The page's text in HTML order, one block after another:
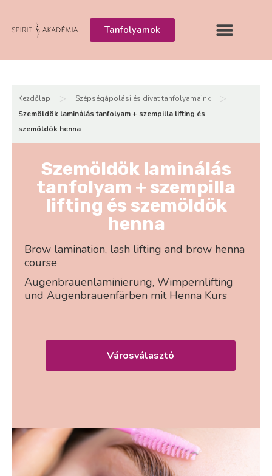
Tanfolyamok
Kezdőlap > Szépségápolási és divat tanfolyamaink >
Szemöldök laminálás tanfolyam + szempilla lifting és
szemöldök henna
Szemöldök laminálás
tanfolyam + szempilla
lifting és szemöldök
henna
Brow lamination, lash lifting and brow henna
course
Augenbrauenlaminierung, Wimpernlifting
und Augenbrauenfärben mit Henna Kurs
Városválasztó